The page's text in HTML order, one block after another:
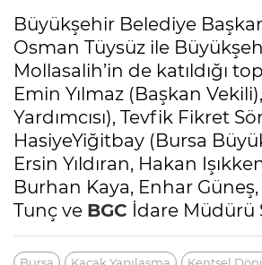
Büyükşehir Belediye
Osman Tüysüz ile
Mollasalih’in de katıldığı
Emin Yılmaz (Başkan
Yardımcısı), Tevfik Fikret
HasiyeYiğitbay (Bursa
Ersin Yıldıran, Hakan
Burhan Kaya, Enhar
Tunç ve BGC İdare Müdürü